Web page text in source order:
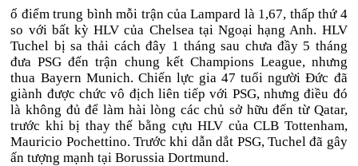
ố điểm trung bình mỗi trận của Lampard là 1,67, thấp thứ 4
so với bất kỳ HLV của Chelsea tại Ngoại hạng Anh. HLV
Tuchel bị sa thải cách đây 1 tháng sau chưa đầy 5 tháng
đưa PSG đến trận chung kết Champions League, nhưng
thua Bayern Munich. Chiến lực gia 47 tuổi người Đức đã
giành được chức vô địch liên tiếp với PSG, nhưng điều đó
là không đủ để làm hài lòng các chủ sở hữu đến từ Qatar,
trước khi bị thay thế bằng cựu HLV của CLB Tottenham,
Mauricio Pochettino. Trước khi dẫn dắt PSG, Tuchel đã gây
ấn tượng mạnh tại Borussia Dortmund.